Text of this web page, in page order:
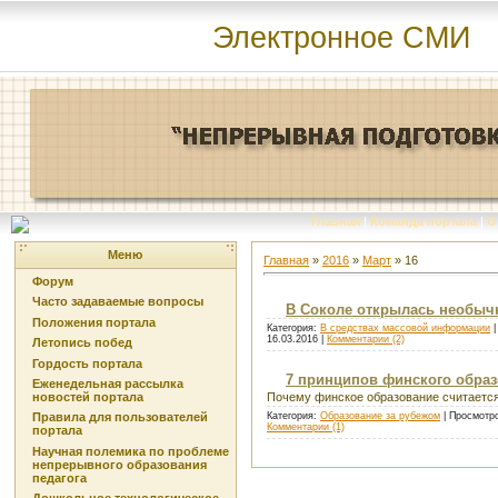
Электронное СМИ
Главная | Команда портала | О
Меню
Форум
Часто задаваемые вопросы
Положения портала
Летопись побед
Гордость портала
Еженедельная рассылка
новостей портала
Правила для пользователей
портала
Научная полемика по проблеме
непрерывного образования
педагога
Главная » 2016 » Март » 16
В Соколе открылась
Категория: В средствах массовой информации
16.03.2016
Комментарии (2)
7 принципов финского
Почему финское образование
Категория: Образование за рубежом |
Комментарии (1)